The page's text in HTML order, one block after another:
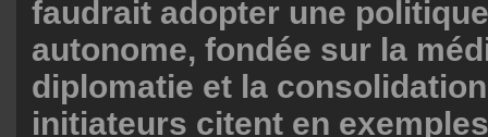
faudrait adopter une
autonome, fondée sur la
diplomatie et la
initiateurs citent en